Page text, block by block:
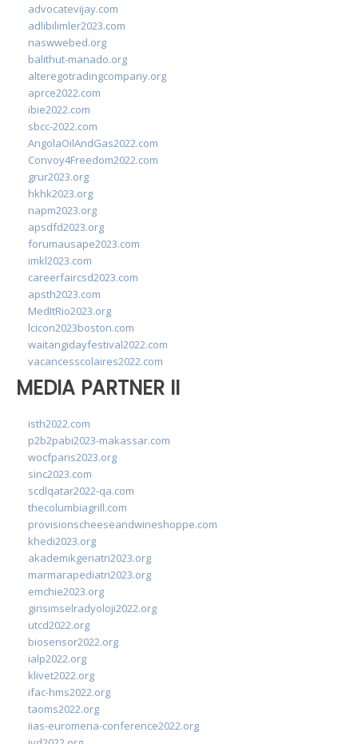
advocatevijay.com
adlibilimler2023.com
naswwebed.org
balithut-manado.org
alteregotradingcompany.org
aprce2022.com
ibie2022.com
sbcc-2022.com
AngolaOilAndGas2022.com
Convoy4Freedom2022.com
grur2023.org
hkhk2023.org
napm2023.org
apsdfd2023.org
forumausape2023.com
imkl2023.com
careerfaircsd2023.com
apsth2023.com
MedItRio2023.org
lcicon2023boston.com
waitangidayfestival2022.com
vacancesscolaires2022.com
MEDIA PARTNER II
isth2022.com
p2b2pabi2023-makassar.com
wocfparis2023.org
sinc2023.com
scdlqatar2022-qa.com
thecolumbiagrill.com
provisionscheeseandwineshoppe.com
khedi2023.org
akademikgeriatri2023.org
marmarapediatri2023.org
emchie2023.org
girisimselradyoloji2022.org
utcd2022.org
biosensor2022.org
ialp2022.org
klivet2022.org
ifac-hms2022.org
taoms2022.org
iias-euromena-conference2022.org